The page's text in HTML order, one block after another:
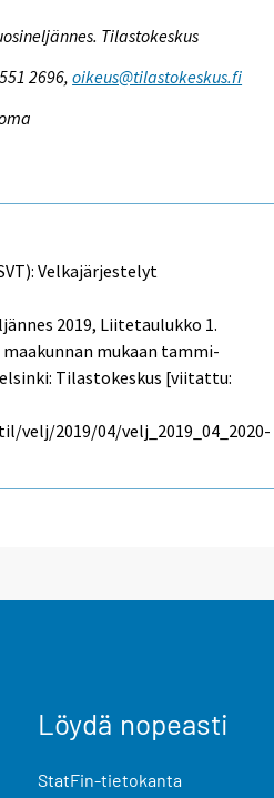
Tilastokeskus
2696,oikeus@tilastokeskus.fi
Velkajärjestelyt
2019, Liitetaulukko 1.
mukaan tammi-
Tilastokeskus [viitattu:
2019/04/velj_2019_04_2020-
Löydä nopeasti
StatFin-tietokanta